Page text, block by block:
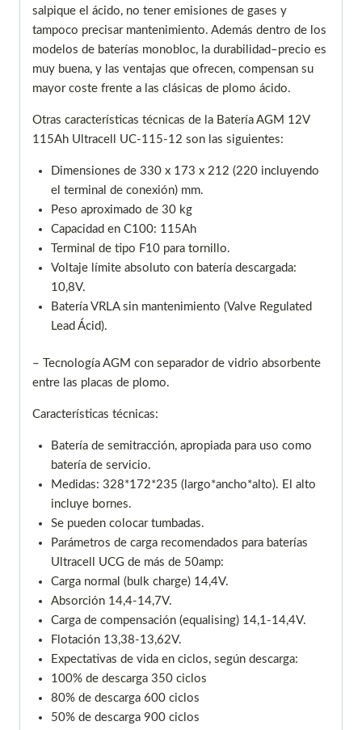
salpique el ácido, no tener emisiones de gases y
tampoco precisar mantenimiento. Además dentro de los
modelos de baterías monobloc, la durabilidad–precio es
muy buena, y las ventajas que ofrecen, compensan su
mayor coste frente a las clásicas de plomo ácido.
Otras características técnicas de la Batería AGM 12V
115Ah Ultracell UC-115-12 son las siguientes:
Dimensiones de 330 x 173 x 212 (220 incluyendo
el terminal de conexión) mm.
Peso aproximado de 30 kg
Capacidad en C100: 115Ah
Terminal de tipo F10 para tornillo.
Voltaje límite absoluto con batería descargada:
10,8V.
Batería VRLA sin mantenimiento (Valve Regulated
Lead Ácid).
– Tecnología AGM con separador de vidrio absorbente
entre las placas de plomo.
Características técnicas:
Batería de semitracción, apropiada para uso como
batería de servicio.
Medidas: 328*172*235 (largo*ancho*alto). El alto
incluye bornes.
Se pueden colocar tumbadas.
Parámetros de carga recomendados para baterías
Ultracell UCG de más de 50amp:
Carga normal (bulk charge) 14,4V.
Absorción 14,4-14,7V.
Carga de compensación (equalising) 14,1-14,4V.
Flotación 13,38-13,62V.
Expectativas de vida en ciclos, según descarga:
100% de descarga 350 ciclos
80% de descarga 600 ciclos
50% de descarga 900 ciclos